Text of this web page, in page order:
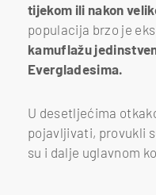
tijekom ili nakon
populacija brzo je
kamuflažu
Evergladesima.
U desetljećima
pojavljivati, provukli
su i dalje uglavnom